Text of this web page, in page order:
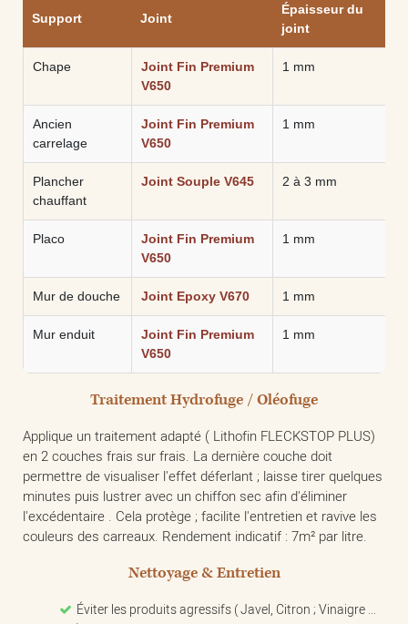
Support Joint
Épaisseur du
joint
Chape
Joint Fin Premium
V650
1 mm
Ancien
carrelage
Joint Fin Premium
V650
1 mm
Plancher
chauffant
Joint Souple V645 2 à 3 mm
Placo
Joint Fin Premium
V650
1 mm
Mur de douche Joint Epoxy V670 1 mm
Mur enduit
Joint Fin Premium
V650
1 mm
Traitement Hydrofuge / Oléofuge
Applique un traitement adapté ( Lithofin FLECKSTOP PLUS)
en 2 couches frais sur frais. La dernière couche doit
permettre de visualiser l'effet déferlant ; laisse tirer quelques
minutes puis lustrer avec un chiffon sec afin d'éliminer
l'excédentaire . Cela protège ; facilite l'entretien et ravive les
couleurs des carreaux. Rendement indicatif : 7m² par litre.
Nettoyage & Entretien
Éviter les produits agressifs ( Javel, Citron ; Vinaigre ...